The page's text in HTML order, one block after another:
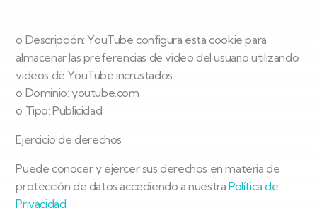
o Descripción: YouTube configura esta cookie para
almacenar las preferencias de video del usuario utilizando
videos de YouTube incrustados.
o Dominio: youtube.com
o Tipo: Publicidad
Ejercicio de derechos
Puede conocer y ejercer sus derechos en materia de
protección de datos accediendo a nuestra Política de
Privacidad.